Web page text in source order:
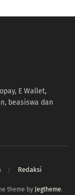
E Wallet,
beasiswa dan
Redaksi
theme by Jegtheme.